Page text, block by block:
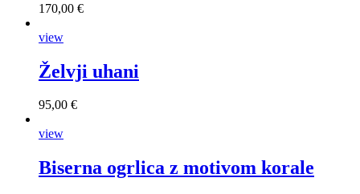
170,00 €
view
Želvji uhani
95,00 €
view
Biserna ogrlica z motivom korale